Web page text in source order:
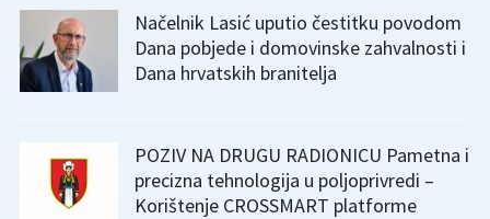
Načelnik Lasić uputio čestitku povodom
Dana pobjede i domovinske zahvalnosti i
Dana hrvatskih branitelja
POZIV NA DRUGU RADIONICU Pametna i
precizna tehnologija u poljoprivredi –
Korištenje CROSSMART platforme